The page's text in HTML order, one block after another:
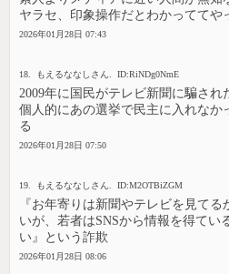
ヤラセ、印象操作だとわかっててや
2026年01月28日 07:43
18. もえるななしさん. ID:RiNDg0NmE
2009年に国民がテレビ新聞に騙され
個人的にあの選挙で民主に入れなか
る
2026年01月28日 07:50
19. もえるななしさん. ID:M2OTBiZGM
『お年寄りは新聞やテレビを見てる
いが、若者はSNSから情報を得てい
い』という詐欺
2026年01月28日 08:06